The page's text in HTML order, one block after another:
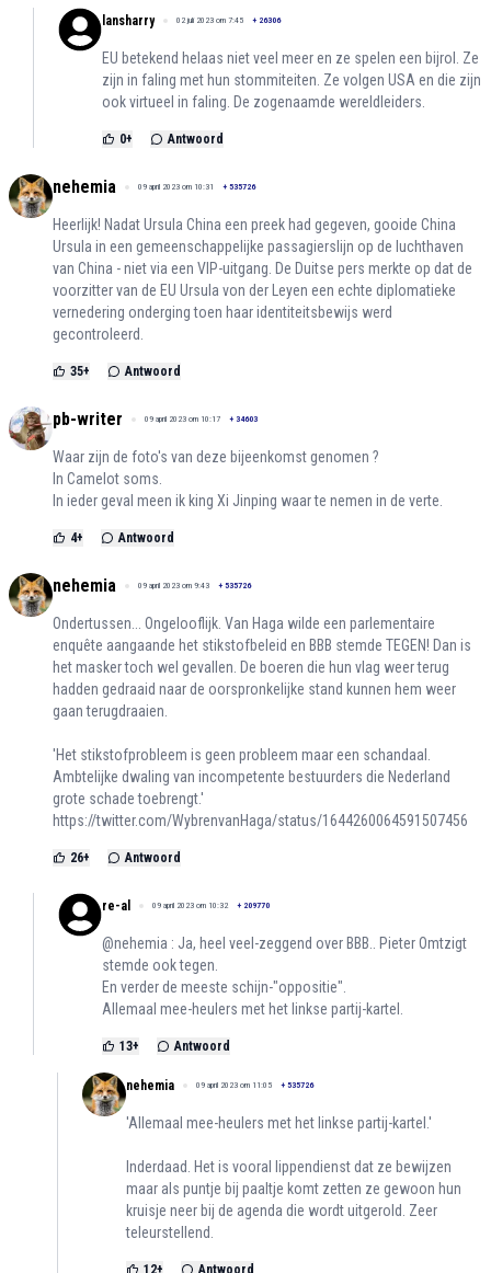
lansharry 02 juli 2023 om 7:45 + 26306
EU betekend helaas niet veel meer en ze spelen een bijrol. Ze
zijn in faling met hun stommiteiten. Ze volgen USA en die zijn
ook virtueel in faling. De zogenaamde wereldleiders.
0+ Antwoord
nehemia 09 april 2023 om 10:31 + 535726
Heerlijk! Nadat Ursula China een preek had gegeven, gooide China
Ursula in een gemeenschappelijke passagierslijn op de luchthaven
van China - niet via een VIP-uitgang. De Duitse pers merkte op dat de
voorzitter van de EU Ursula von der Leyen een echte diplomatieke
vernedering onderging toen haar identiteitsbewijs werd
gecontroleerd.
35+ Antwoord
pb-writer 09 april 2023 om 10:17 + 34603
Waar zijn de foto's van deze bijeenkomst genomen ?
In Camelot soms.
In ieder geval meen ik king Xi Jinping waar te nemen in de verte.
4+ Antwoord
nehemia 09 april 2023 om 9:43 + 535726
Ondertussen... Ongelooflijk. Van Haga wilde een parlementaire
enquête aangaande het stikstofbeleid en BBB stemde TEGEN! Dan is
het masker toch wel gevallen. De boeren die hun vlag weer terug
hadden gedraaid naar de oorspronkelijke stand kunnen hem weer
gaan terugdraaien.
'Het stikstofprobleem is geen probleem maar een schandaal.
Ambtelijke dwaling van incompetente bestuurders die Nederland
grote schade toebrengt.'
https://twitter.com/WybrenvanHaga/status/1644260064591507456
26+ Antwoord
re-al 09 april 2023 om 10:32 + 209770
@nehemia : Ja, heel veel-zeggend over BBB.. Pieter Omtzigt
stemde ook tegen.
En verder de meeste schijn-"oppositie".
Allemaal mee-heulers met het linkse partij-kartel.
13+ Antwoord
nehemia 09 april 2023 om 11:05 + 535726
'Allemaal mee-heulers met het linkse partij-kartel.'
Inderdaad. Het is vooral lippendienst dat ze bewijzen
maar als puntje bij paaltje komt zetten ze gewoon hun
kruisje neer bij de agenda die wordt uitgerold. Zeer
teleurstellend.